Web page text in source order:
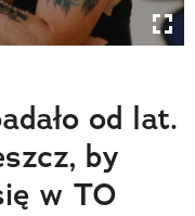
od lat.
by
w TO